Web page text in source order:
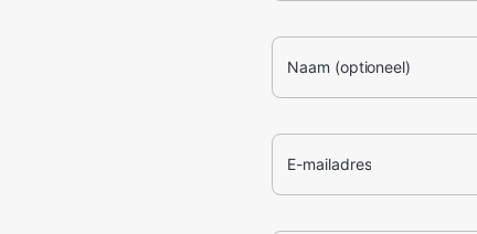
Naam (optioneel)
E-mailadres